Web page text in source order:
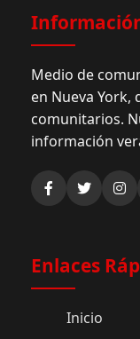
Medio de
en Nueva
comunitarios.
información
Enlaces
Inicio